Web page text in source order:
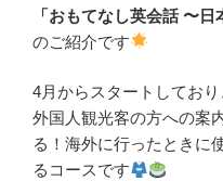
「おもてなし英会話 〜
のご紹介です
4月からスタートしており
外国人観光客の方への案
る！海外に行ったときに
るコースです